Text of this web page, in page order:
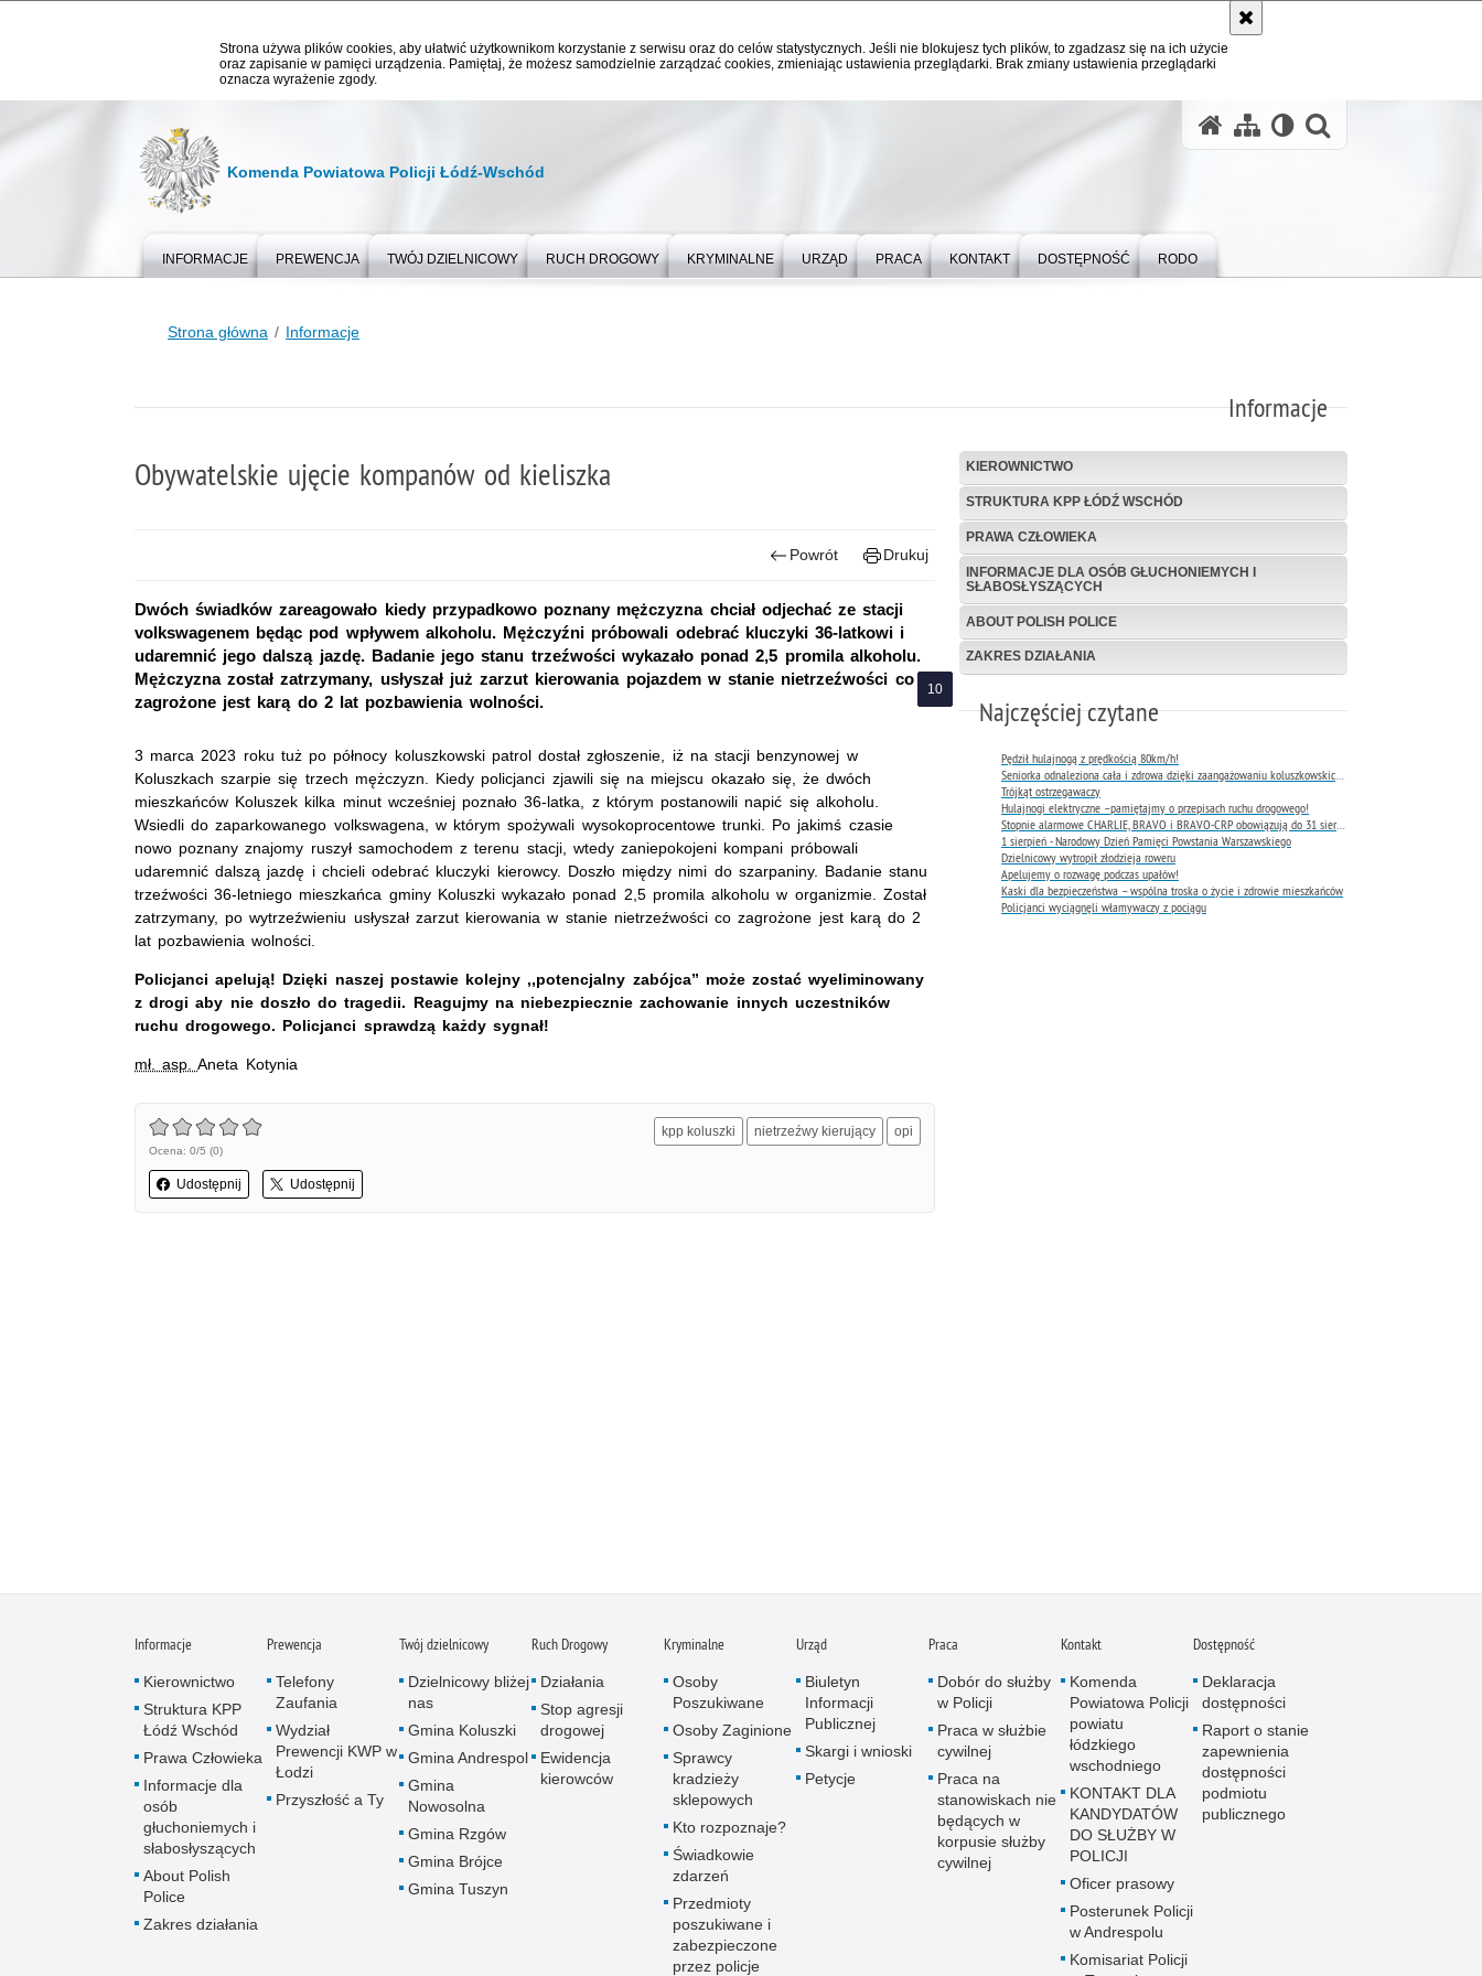
Strona używa plików cookies, aby ułatwić użytkownikom korzystanie z serwisu oraz do celów statystycznych. Jeśli nie blokujesz tych plików, to zgadzasz się na ich użycie
oraz zapisanie w pamięci urządzenia. Pamiętaj, że możesz samodzielnie zarządzać cookies, zmieniając ustawienia przeglądarki. Brak zmiany ustawienia przeglądarki
oznacza wyrażenie zgody.
Komenda Powiatowa Policji Łódź-Wschód
INFORMACJE PREWENCJA TWÓJ DZIELNICOWY RUCH DROGOWY KRYMINALNE URZĄD PRACA KONTAKT DOSTĘPNOŚĆ RODO
Strona główna Informacje
Informacje
Obywatelskie ujęcie kompanów od kieliszka
Powrót Drukuj
Dwóch świadków zareagowało kiedy przypadkowo poznany mężczyzna chciał odjechać ze stacji
volkswagenem będąc pod wpływem alkoholu. Mężczyźni próbowali odebrać kluczyki 36-latkowi i
udaremnić jego dalszą jazdę. Badanie jego stanu trzeźwości wykazało ponad 2,5 promila alkoholu.
Mężczyzna został zatrzymany, usłyszał już zarzut kierowania pojazdem w stanie nietrzeźwości co
zagrożone jest karą do 2 lat pozbawienia wolności.
3 marca 2023 roku tuż po północy koluszkowski patrol dostał zgłoszenie, iż na stacji benzynowej w
Koluszkach szarpie się trzech mężczyzn. Kiedy policjanci zjawili się na miejscu okazało się, że dwóch
mieszkańców Koluszek kilka minut wcześniej poznało 36-latka, z którym postanowili napić się alkoholu.
Wsiedli do zaparkowanego volkswagena, w którym spożywali wysokoprocentowe trunki. Po jakimś czasie
nowo poznany znajomy ruszył samochodem z terenu stacji, wtedy zaniepokojeni kompani próbowali
udaremnić dalszą jazdę i chcieli odebrać kluczyki kierowcy. Doszło między nimi do szarpaniny. Badanie stanu
trzeźwości 36-letniego mieszkańca gminy Koluszki wykazało ponad 2,5 promila alkoholu w organizmie. Został
zatrzymany, po wytrzeźwieniu usłyszał zarzut kierowania w stanie nietrzeźwości co zagrożone jest karą do 2
lat pozbawienia wolności.
Policjanci apelują! Dzięki naszej postawie kolejny ,,potencjalny zabójca” może zostać wyeliminowany
z drogi aby nie doszło do tragedii. Reagujmy na niebezpiecznie zachowanie innych uczestników
ruchu drogowego. Policjanci sprawdzą każdy sygnał!
mł. asp.Aneta Kotynia
Ocena: 0/5 (0)
Udostępnij Udostępnij
kpp koluszki nietrzeźwy kierujący opi
KIEROWNICTWO
STRUKTURA KPP ŁÓDŹ WSCHÓD
PRAWA CZŁOWIEKA
INFORMACJE DLA OSÓB GŁUCHONIEMYCH I
SŁABOSŁYSZĄCYCH
ABOUT POLISH POLICE
ZAKRES DZIAŁANIA
Najczęściej czytane
Pędził hulajnogą z prędkością 80km/h!
Trójkąt ostrzegawaczy
Hulajnogi elektryczne –pamiętajmy o przepisach ruchu drogowego!
Stopnie alarmowe CHARLIE, BRAVO i BRAVO-CRP obowiązują do 31 sierpnia 2026 r.
1 sierpień - Narodowy Dzień Pamięci Powstania Warszawskiego
Dzielnicowy wytropił złodzieja roweru
Apelujemy o rozwagę podczas upałów!
Kaski dla bezpieczeństwa – wspólna troska o życie i zdrowie mieszkańców
Policjanci wyciągnęli włamywaczy z pociągu
Informacje
Kierownictwo
Struktura KPP
Łódź Wschód
Prawa Człowieka
Informacje dla
osób
głuchoniemych i
słabosłyszących
About Polish
Police
Zakres działania
Prewencja
Telefony
Zaufania
Wydział
Prewencji KWP w
Łodzi
Przyszłość a Ty
Twój dzielnicowy
Dzielnicowy bliżej
nas
Gmina Koluszki
Gmina Andrespol
Gmina
Nowosolna
Gmina Rzgów
Gmina Brójce
Gmina Tuszyn
Ruch Drogowy
Działania
Stop agresji
drogowej
Ewidencja
kierowców
Kryminalne
Osoby
Poszukiwane
Osoby Zaginione
Sprawcy
kradzieży
sklepowych
Kto rozpoznaje?
Świadkowie
zdarzeń
Przedmioty
poszukiwane i
zabezpieczone
przez policje
Urząd
Biuletyn
Informacji
Publicznej
Skargi i wnioski
Petycje
Praca
Dobór do służby
w Policji
Praca w służbie
cywilnej
Praca na
stanowiskach nie
będących w
korpusie służby
cywilnej
Kontakt
Komenda
Powiatowa Policji
powiatu
łódzkiego
wschodniego
KONTAKT DLA
KANDYDATÓW
DO SŁUŻBY W
POLICJI
Oficer prasowy
Posterunek Policji
w Andrespolu
Komisariat Policji
Dostępność
Deklaracja
dostępności
Raport o stanie
zapewnienia
dostępności
podmiotu
publicznego